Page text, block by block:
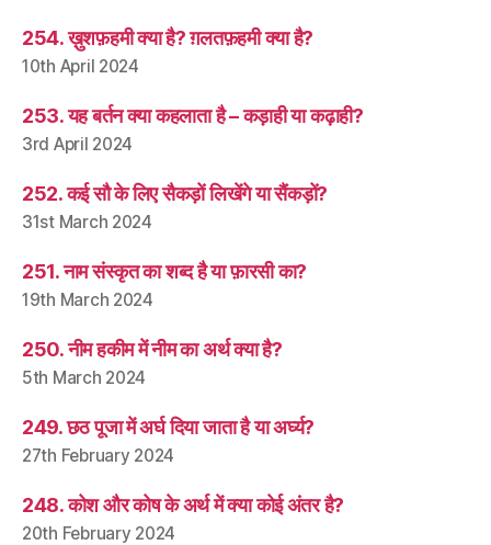
254. ख़ुशफ़हमी क्या है? ग़लतफ़हमी क्या है?
10th April 2024
253. यह बर्तन क्या कहलाता है – कड़ाही या कढ़ाही?
3rd April 2024
252. कई सौ के लिए सैकड़ों लिखेंगे या सैंकड़ों?
31st March 2024
251. नाम संस्कृत का शब्द है या फ़ारसी का?
19th March 2024
250. नीम हकीम में नीम का अर्थ क्या है?
5th March 2024
249. छठ पूजा में अर्घ दिया जाता है या अर्घ्य?
27th February 2024
248. कोश और कोष के अर्थ में क्या कोई अंतर है?
20th February 2024